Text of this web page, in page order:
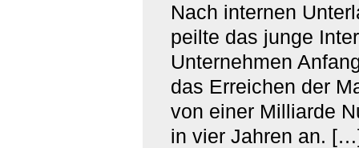
Nach internen
peilte das junge
Unternehmen
das Erreichen der
von einer Milliarde
in vier Jahren an.